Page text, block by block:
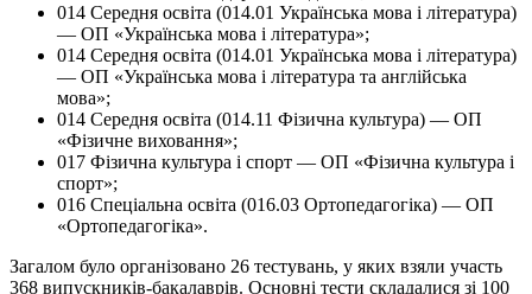
014 Середня освіта (014.01 Українська мова і література)
— ОП «Українська мова і література»;
014 Середня освіта (014.01 Українська мова і література)
— ОП «Українська мова і література та англійська
мова»;
014 Середня освіта (014.11 Фізична культура) — ОП
«Фізичне виховання»;
017 Фізична культура і спорт — ОП «Фізична культура і
спорт»;
016 Спеціальна освіта (016.03 Ортопедагогіка) — ОП
«Ортопедагогіка».
Загалом було організовано 26 тестувань, у яких взяли участь
368 випускників-бакалаврів. Основні тести складалися зі 100